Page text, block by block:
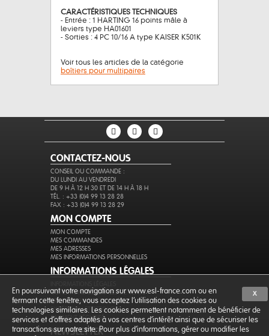
CARACTÉRISTIQUES TECHNIQUES
- Entrée : 1 HARTING 16 points mâle à
leviers type HA01601
- Sorties : 4 PC 10/16 A type KAISER K501K
Voir tous les articles de la catégorie
boîtiers pour multipaires
CONTACTEZ-NOUS
CONSEIL OU COMMANDE :
DU LUNDI AU VENDREDI
DE 9 H À 12 H 30 ET DE 14 H À 18 H
TÉL. : +33 (0)4 99 13 28 28
FAX : +33 (0)4 99 13 28 29
MON COMPTE
MON COMPTE
MES COMMANDES
MES ADRESSES
MES INFORMATIONS PERSONNELLES
INFORMATIONS LÉGALES
CONDITIONS GÉNÉRALES DE VENTE
PROTECTION DES DONNÉES
EXPÉDITION ET RETOURS
PAIEMENT SÉCURISÉ
NEWSLETTER
X
En poursuivant votre navigation sur www.esl-france.com ou en
fermant cette fenêtre, vous acceptez l’utilisation des cookies ou
technologies similaires. Les cookies permettent notamment de bénéficier de
services et d'offres adaptés à vos centres d'intérêt ainsi que de sécuriser les
transactions sur notre site. Pour plus d'informations, gérer ou modifier les